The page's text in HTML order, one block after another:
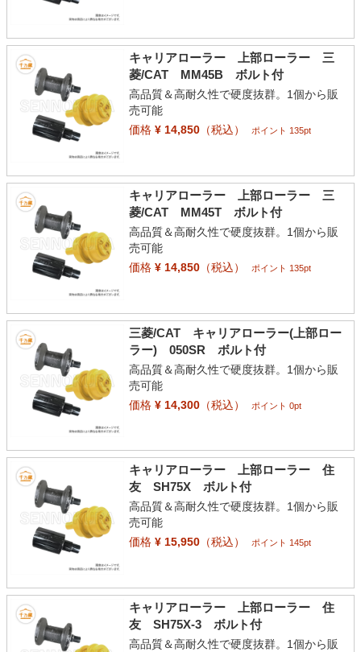
キャリアローラー 上部ローラー 三
菱/CAT MM45B ボルト付
高品質＆高耐久性で硬度抜群。1個から販
売可能
価格¥ 14,850（税込） ポイント 135pt
キャリアローラー 上部ローラー 三
菱/CAT MM45T ボルト付
高品質＆高耐久性で硬度抜群。1個から販
売可能
価格¥ 14,850（税込） ポイント 135pt
三菱/CAT キャリアローラー(上部ロー
ラー) 050SR ボルト付
高品質＆高耐久性で硬度抜群。1個から販
売可能
価格¥ 14,300（税込） ポイント 0pt
キャリアローラー 上部ローラー 住
友 SH75X ボルト付
高品質＆高耐久性で硬度抜群。1個から販
売可能
価格¥ 15,950（税込） ポイント 145pt
キャリアローラー 上部ローラー 住
友 SH75X-3 ボルト付
高品質＆高耐久性で硬度抜群。1個から販